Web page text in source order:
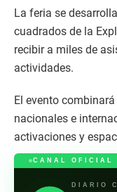
La feria se
cuadrados de la
recibir a miles de
actividades.
El evento
nacionales e
activaciones y
CANAL OFICIAL
DIARIO